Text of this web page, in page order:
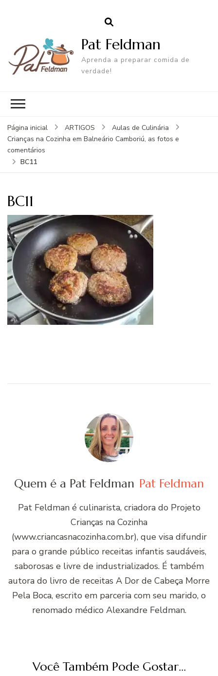
Pat Feldman
Aprenda a preparar comida de
verdade!
Página inicial ARTIGOS
Aulas de Culinária
Crianças na Cozinha em Balneário Camboriú, as fotos e
comentários
BC11
BC11
Quem é a Pat Feldman Pat Feldman
Pat Feldman é culinarista, criadora do Projeto
Crianças na Cozinha
(www.criancasnacozinha.com.br), que visa difundir
para o grande público receitas infantis saudáveis,
saborosas e livre de industrializados. É também
autora do livro de receitas A Dor de Cabeça Morre
Pela Boca, escrito em parceria com seu marido, o
renomado médico Alexandre Feldman.
Você Também Pode Gostar...